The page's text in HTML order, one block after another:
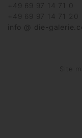
+49 69 97 14 71 0
+49 69 97 14 71 20
info @ die-
Site